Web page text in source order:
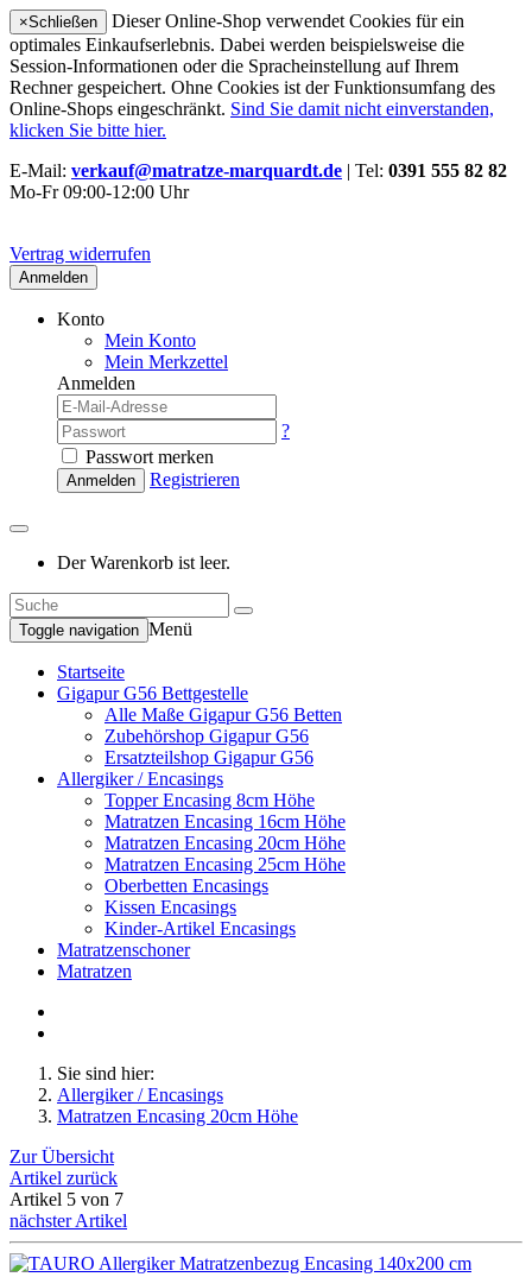
×Schließen
Dieser Online-Shop verwendet Cookies für ein
optimales Einkaufserlebnis. Dabei werden beispielsweise die
Session-Informationen oder die Spracheinstellung auf Ihrem
Rechner gespeichert. Ohne Cookies ist der Funktionsumfang des
Online-Shops eingeschränkt. Sind Sie damit nicht einverstanden,
klicken Sie bitte hier.
E-Mail: verkauf@matratze-marquardt.de | Tel: 0391 555 82 82
Mo-Fr 09:00-12:00 Uhr
Vertrag widerrufen
Anmelden
Konto
Mein Konto
Mein Merkzettel
Anmelden
?
Passwort merken
Anmelden Registrieren
Der Warenkorb ist leer.
Toggle navigation Menü
Startseite
Gigapur G56 Bettgestelle
Alle Maße Gigapur G56 Betten
Zubehörshop Gigapur G56
Ersatzteilshop Gigapur G56
Allergiker / Encasings
Topper Encasing 8cm Höhe
Matratzen Encasing 16cm Höhe
Matratzen Encasing 20cm Höhe
Matratzen Encasing 25cm Höhe
Oberbetten Encasings
Kissen Encasings
Kinder-Artikel Encasings
Matratzenschoner
Matratzen
Sie sind hier:
Allergiker / Encasings
Matratzen Encasing 20cm Höhe
Zur Übersicht
Artikel zurück
Artikel 5 von 7
nächster Artikel